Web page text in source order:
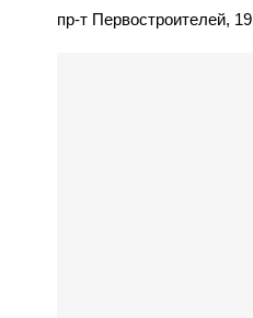
пр-т Первостроителей, 19